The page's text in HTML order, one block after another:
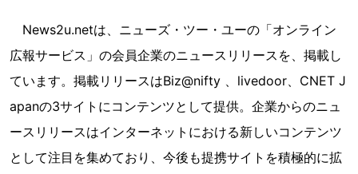
News2u.netは、ニューズ・ツー・ユーの「オンライン
広報サービス」の会員企業のニュースリリースを、掲載し
ています。掲載リリースはBiz@nifty 、livedoor、CNET J
apanの3サイトにコンテンツとして提供。企業からのニュ
ースリリースはインターネットにおける新しいコンテンツ
として注目を集めており、今後も提携サイトを積極的に拡